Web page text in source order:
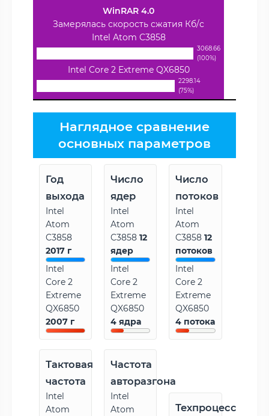
WinRAR 4.0
Замерялась скорость сжатия Кб/с
Intel Atom C3858
3068.66
(100%)
Intel Core 2 Extreme QX6850
2298.14
(75%)
Наглядное сравнение
основных параметров
Год
выхода
Intel
Atom
C3858
2017 г
Intel
Core 2
Extreme
QX6850
2007 г
Число
ядер
Intel
Atom
C385812
ядер
Intel
Core 2
Extreme
QX6850
4 ядра
Число
потоков
Intel
Atom
C385812
потоков
Intel
Core 2
Extreme
QX6850
4 потока
Тактовая
частота
Intel
Atom
Частота
авторазгона
Intel
Atom
Техпроцесс